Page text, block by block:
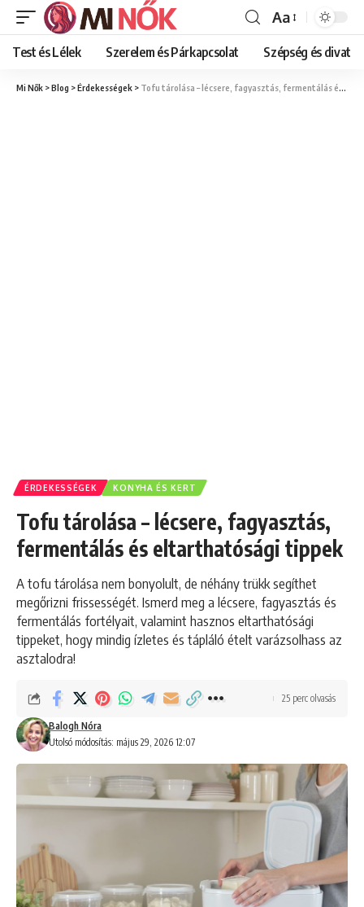
Font
Resizer
Aa
Test és Lélek Szerelem és Párkapcsolat Szépség és divat
Mi Nők >Blog >Érdekességek > Tofu tárolása – lécsere, fagyasztás, fermentálás és eltarthatósági tippek
ÉRDEKESSÉGEK KONYHA ÉS KERT
Tofu tárolása – lécsere, fagyasztás,
fermentálás és eltarthatósági tippek
A tofu tárolása nem bonyolult, de néhány trükk segíthet
megőrizni frissességét. Ismerd meg a lécsere, fagyasztás és
fermentálás fortélyait, valamint hasznos eltarthatósági
tippeket, hogy mindig ízletes és tápláló ételt varázsolhass az
asztalodra!
Utolsó módosítás: május 29, 2026 12:07
Balogh Nóra
25 perc olvasás